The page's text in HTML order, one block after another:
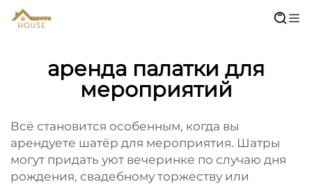
аренда палатки для
мероприятий
Всё становится особенным, когда вы
арендуете шатёр для мероприятия. Шатры
могут придать уют вечеринке по случаю дня
рождения, свадебному торжеству или